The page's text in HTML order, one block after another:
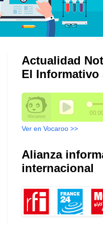
Actualidad
El Informativo
Ver en Vocaroo >>
Alianza
internacional